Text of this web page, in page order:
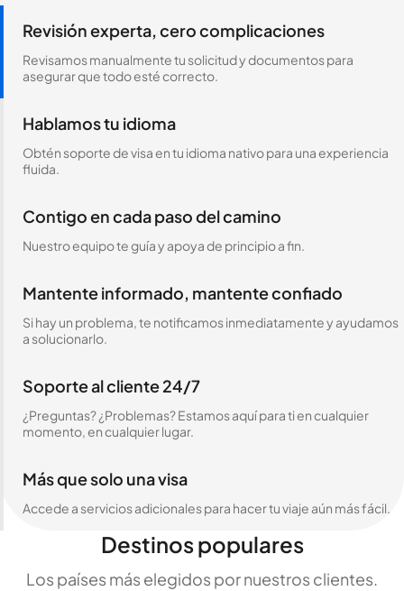
Revisión experta, cero complicaciones
Revisamos manualmente tu solicitud y documentos para
asegurar que todo esté correcto.
Hablamos tu idioma
Obtén soporte de visa en tu idioma nativo para una experiencia
fluida.
Contigo en cada paso del camino
Nuestro equipo te guía y apoya de principio a fin.
Mantente informado, mantente confiado
Si hay un problema, te notificamos inmediatamente y ayudamos
a solucionarlo.
Soporte al cliente 24/7
¿Preguntas? ¿Problemas? Estamos aquí para ti en cualquier
momento, en cualquier lugar.
Más que solo una visa
Accede a servicios adicionales para hacer tu viaje aún más fácil.
Destinos populares
Los países más elegidos por nuestros clientes.